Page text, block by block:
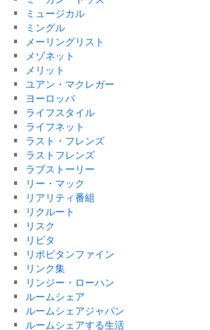
ミュージカル
ミングル
メーリングリスト
メゾネット
メリット
ユアン・マクレガー
ヨーロッパ
ライフスタイル
ライフネット
ラスト・フレンズ
ラストフレンズ
ラブストーリー
リー・マック
リアリティ番組
リクルート
リスク
リビタ
リポビタンファイン
リンク集
リンジー・ローハン
ルームシェア
ルームシェアジャパン
ルームシェアする生活